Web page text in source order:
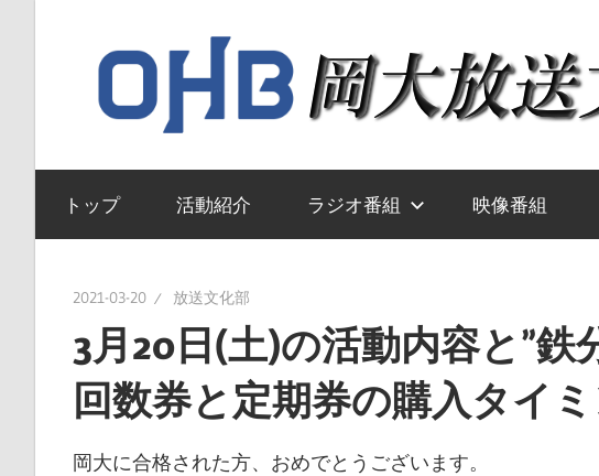
へ
キ
岡
山
大
送
文
化
部
の
ウ
トップ 活動紹介 ラジオ番組 映像番組
2021-03-20 放送文化部
3月20日(土)の活動内容と”鉄
回数券と定期券の購入タイ
岡大に合格された方、おめでとうございます。